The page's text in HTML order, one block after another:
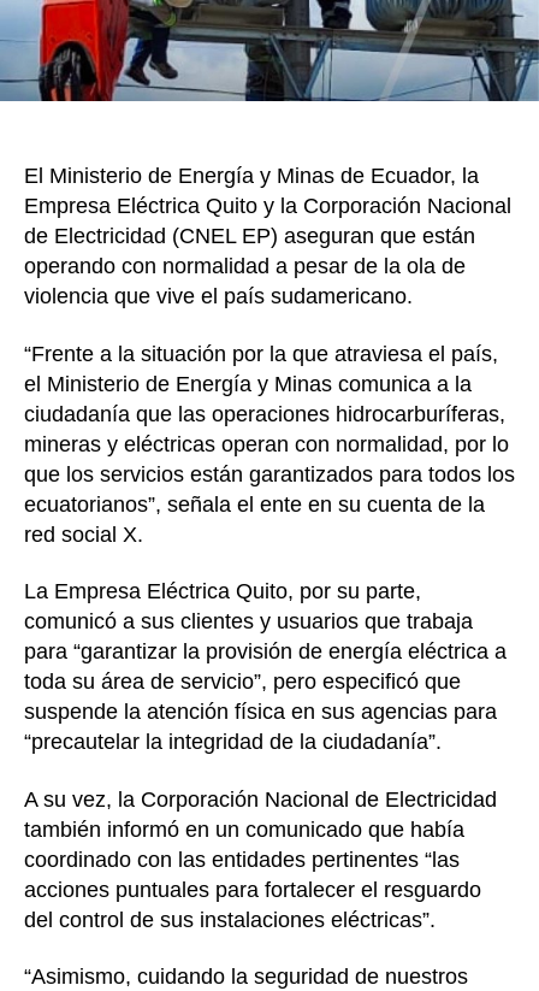
la
ola
de
El Ministerio de Energía y Minas de Ecuador, la
Empresa Eléctrica Quito y la Corporación Nacional
de Electricidad (CNEL EP) aseguran que están
operando con normalidad a pesar de la ola de
violencia que vive el país sudamericano.
“Frente a la situación por la que atraviesa el país,
el Ministerio de Energía y Minas comunica a la
ciudadanía que las operaciones hidrocarburíferas,
mineras y eléctricas operan con normalidad, por lo
que los servicios están garantizados para todos los
ecuatorianos”, señala el ente en su cuenta de la
red social X.
La Empresa Eléctrica Quito, por su parte,
comunicó a sus clientes y usuarios que trabaja
para “garantizar la provisión de energía eléctrica a
toda su área de servicio”, pero especificó que
suspende la atención física en sus agencias para
“precautelar la integridad de la ciudadanía”.
A su vez, la Corporación Nacional de Electricidad
también informó en un comunicado que había
coordinado con las entidades pertinentes “las
acciones puntuales para fortalecer el resguardo
del control de sus instalaciones eléctricas”.
“Asimismo, cuidando la seguridad de nuestros